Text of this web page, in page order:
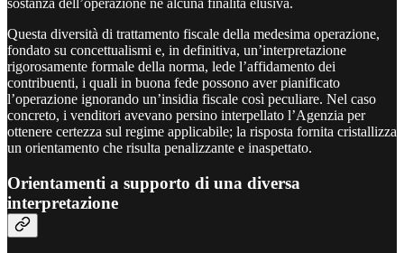
Questa diversità di trattamento fiscale della medesima operazione,
fondato su concettualismi e, in definitiva, un’interpretazione
rigorosamente formale della norma, lede l’affidamento dei
contribuenti, i quali in buona fede possono aver pianificato
l’operazione ignorando un’insidia fiscale così peculiare. Nel caso
concreto, i venditori avevano persino interpellato l’Agenzia per
ottenere certezza sul regime applicabile; la risposta fornita cristallizza
un orientamento che risulta penalizzante e inaspettato.
Orientamenti a supporto di una diversa
interpretazione